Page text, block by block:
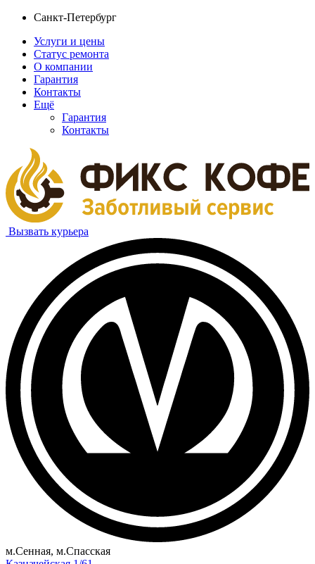
Санкт-Петербург
Услуги и цены
Статус ремонта
О компании
Гарантия
Контакты
Ещё
Гарантия
Контакты
Вызвать курьера
м.Сенная, м.Спасская